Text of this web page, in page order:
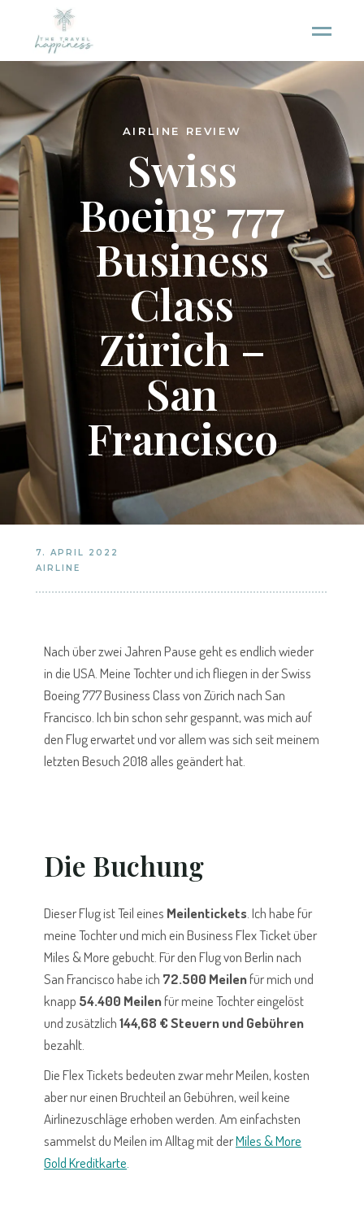
AIRLINE REVIEW
Swiss
Boeing 777
Business
Class
Zürich –
San
Francisco
7. APRIL 2022
AIRLINE
Nach über zwei Jahren Pause geht es endlich wieder
in die USA. Meine Tochter und ich fliegen in der Swiss
Boeing 777 Business Class von Zürich nach San
Francisco. Ich bin schon sehr gespannt, was mich auf
den Flug erwartet und vor allem was sich seit meinem
letzten Besuch 2018 alles geändert hat.
Die Buchung
Dieser Flug ist Teil eines Meilentickets . Ich habe für
meine Tochter und mich ein Business Flex Ticket über
Miles & More gebucht. Für den Flug von Berlin nach
San Francisco habe ich 72.500 Meilenfür mich und
knapp 54.400 Meilenfür meine Tochter eingelöst
und zusätzlich144,68 € Steuern und Gebühren
bezahlt.
Die Flex Tickets bedeuten zwar mehr Meilen, kosten
aber nur einen Bruchteil an Gebühren, weil keine
Airlinezuschläge erhoben werden. Am einfachsten
sammelst du Meilen im Alltag mit derMiles & More
Gold Kreditkarte